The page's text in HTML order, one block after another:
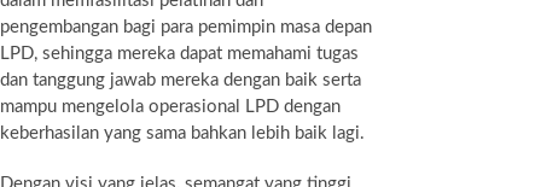
pengembangan bagi para pemimpin masa depan
LPD, sehingga mereka dapat memahami tugas
dan tanggung jawab mereka dengan baik serta
mampu mengelola operasional LPD dengan
keberhasilan yang sama bahkan lebih baik lagi.